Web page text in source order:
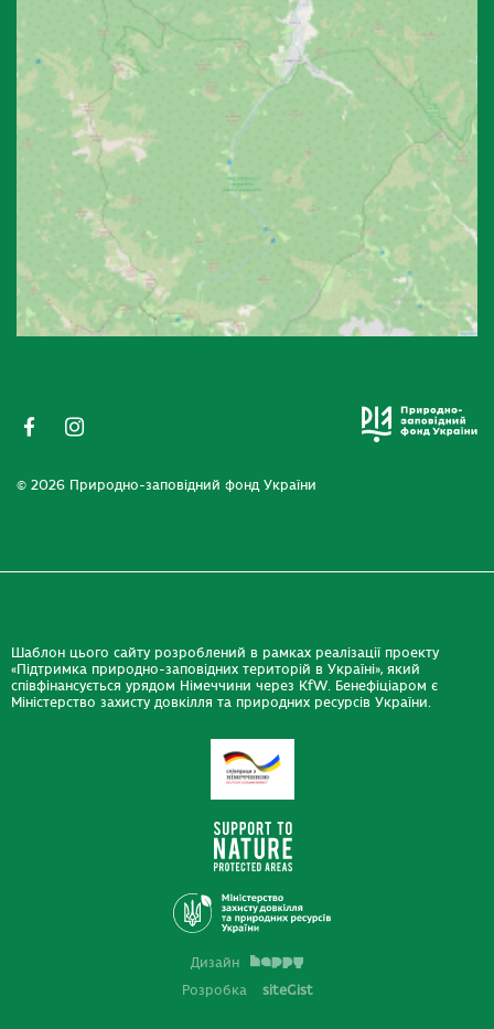
© 2026 Природно-заповідний фонд України
Шаблон цього сайту розроблений в рамках реалізації проекту
«Підтримка природно-заповідних територій в Україні», який
співфінансується урядом Німеччини через KfW. Бенефіціаром є
Міністерство захисту довкілля та природних ресурсів України.
Дизайн
Розробка
siteGist